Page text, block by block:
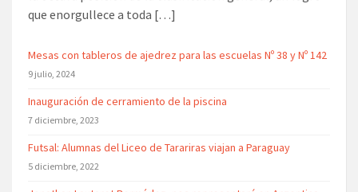
que enorgullece a toda […]
Mesas con tableros de ajedrez para las escuelas Nº 38 y Nº 142
9 julio, 2024
Inauguración de cerramiento de la piscina
7 diciembre, 2023
Futsal: Alumnas del Liceo de Tarariras viajan a Paraguay
5 diciembre, 2022